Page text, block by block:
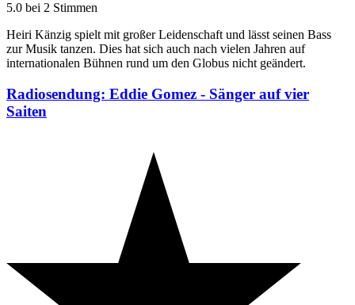
5.0 bei 2 Stimmen
Heiri Känzig spielt mit großer Leidenschaft und lässt seinen Bass
zur Musik tanzen. Dies hat sich auch nach vielen Jahren auf
internationalen Bühnen rund um den Globus nicht geändert.
Radiosendung: Eddie Gomez - Sänger auf vier
Saiten